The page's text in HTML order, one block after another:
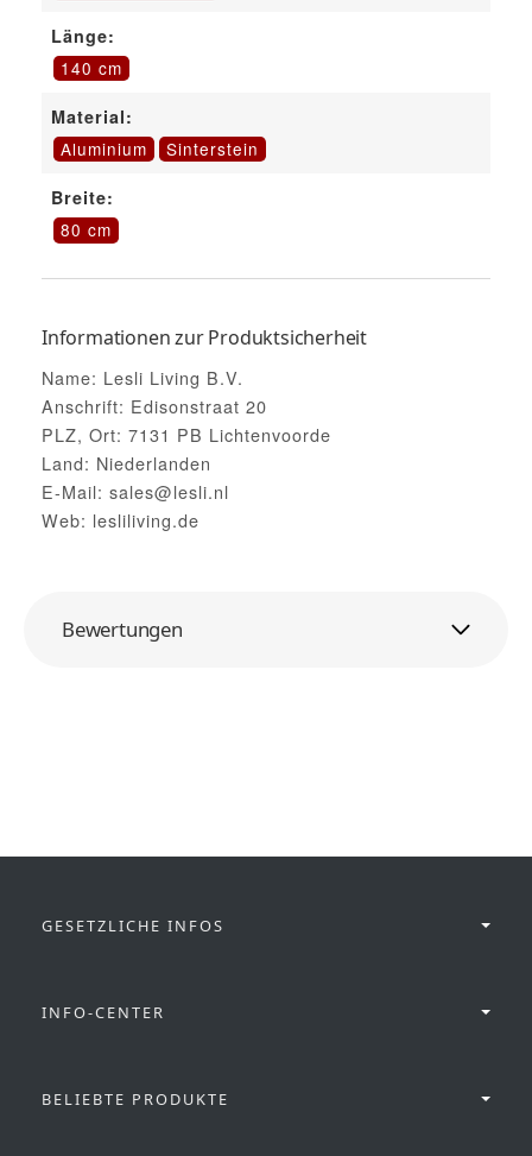
Länge:
140 cm
Material:
Aluminium
Sinterstein
Breite:
80 cm
Informationen zur Produktsicherheit
Name: Lesli Living B.V.
Anschrift: Edisonstraat 20
PLZ, Ort: 7131 PB Lichtenvoorde
Land: Niederlanden
E-Mail: sales@lesli.nl
Web: lesliliving.de
Bewertungen
GESETZLICHE INFOS
INFO-CENTER
BELIEBTE PRODUKTE